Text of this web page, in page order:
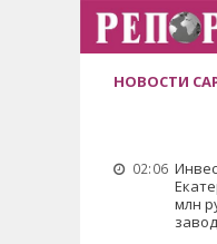
НОВОСТИ
02:06
млн
завод